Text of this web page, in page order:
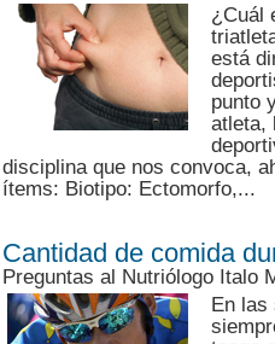
¿Cuál
está
punto
atleta,
disciplina que nos convoca,
ítems: Biotipo: Ectomorfo,...
Cantidad de comida
Preguntas al Nutriólogo Italo
En las